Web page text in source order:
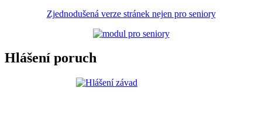
Zjednodušená verze stránek nejen pro seniory
Hlášení poruch